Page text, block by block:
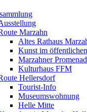
Marzahn
Altes Rathaus
Kunst im
Marzahner
Kulturhaus FFM
Hellersdorf
Tourist-Info
Museumswohnung
Helle Mitte